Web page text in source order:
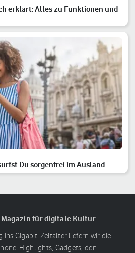
erklärt: Alles zu Funktionen und
Du sorgenfrei im Ausland
für digitale Kultur
ins Gigabit-Zeitalter liefern wir die
Highlights, Gadgets, den